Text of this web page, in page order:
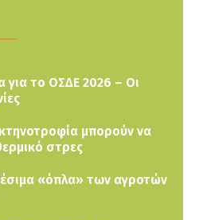
για το ΟΣΔΕ 2026 – Οι
μπορούν να
στρες
«όπλα» των αγροτών